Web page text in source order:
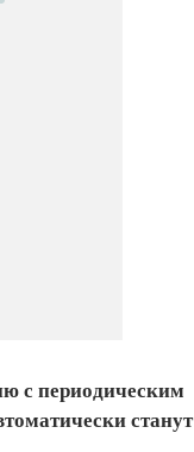
с периодическим
станут